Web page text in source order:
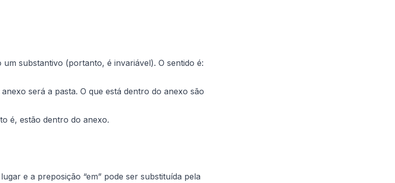
substantivo (portanto, é invariável). O sentido é:
será a pasta. O que está dentro do anexo são
é, estão dentro do anexo.
e a preposição “em” pode ser substituída pela